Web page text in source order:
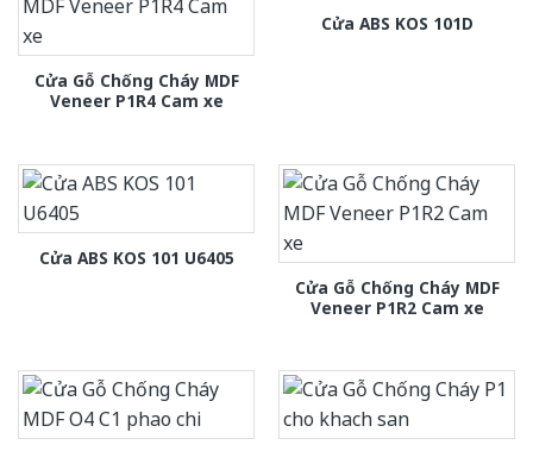
Cửa Gỗ Chống Cháy MDF
Veneer P1R4 Cam xe
Cửa ABS KOS 101D
Cửa ABS KOS 101 U6405
Cửa Gỗ Chống Cháy MDF
Veneer P1R2 Cam xe